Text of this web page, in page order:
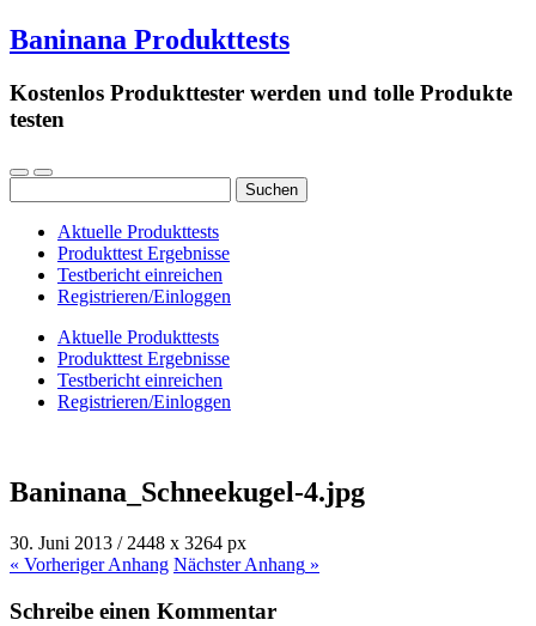
Baninana Produkttests
Kostenlos Produkttester werden und tolle Produkte
testen
nach:
Aktuelle Produkttests
Produkttest Ergebnisse
Testbericht einreichen
Registrieren/Einloggen
Aktuelle Produkttests
Produkttest Ergebnisse
Testbericht einreichen
Registrieren/Einloggen
Baninana_Schneekugel-4.jpg
30. Juni 2013 / 2448 x 3264 px
« VorherigerAnhang NächsterAnhang »
Schreibe einen Kommentar